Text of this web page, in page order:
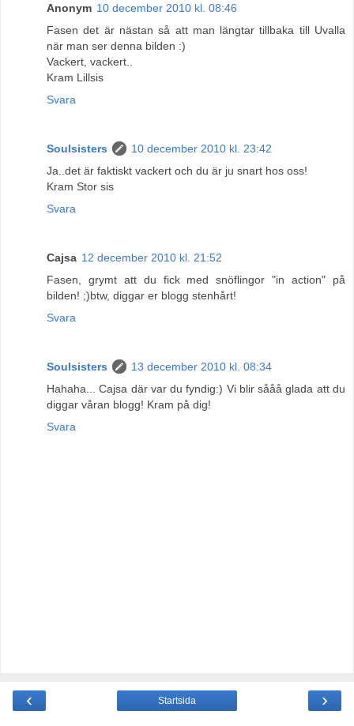
Anonym 10 december 2010 kl. 08:46
Fasen det är nästan så att man längtar tillbaka till Uvalla
när man ser denna bilden :)
Vackert, vackert..
Kram Lillsis
Svara
Soulsisters
10 december 2010 kl. 23:42
Ja..det är faktiskt vackert och du är ju snart hos oss!
Kram Stor sis
Svara
Cajsa 12 december 2010 kl. 21:52
Fasen, grymt att du fick med snöflingor "in action" på
bilden! ;)btw, diggar er blogg stenhårt!
Svara
Soulsisters
13 december 2010 kl. 08:34
Hahaha... Cajsa där var du fyndig:) Vi blir sååå glada att du
diggar våran blogg! Kram på dig!
Svara
‹ ›
Startsida